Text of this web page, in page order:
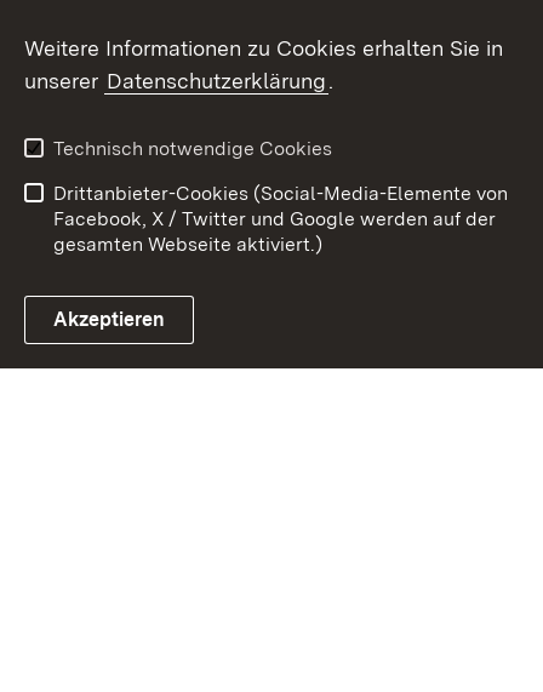
Link zum Landesportal
Barrierefreiheit
Benutzungshinweise
Impressum
Cookies
Weitere Informationen zu Cookies erhalten Sie in
unserer Datenschutzerklärung.
Technisch notwendige Cookies
Drittanbieter-Cookies (Social-Media-Elemente von
Facebook, X / Twitter und Google werden auf der
gesamten Webseite aktiviert.)
Akzeptieren